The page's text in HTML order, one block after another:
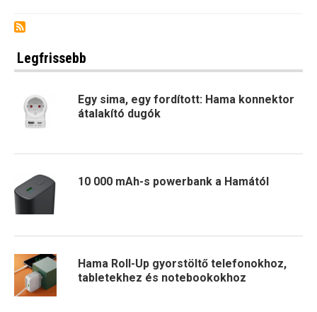
Legfrissebb
Egy sima, egy fordított: Hama konnektor
átalakító dugók
10 000 mAh-s powerbank a Hamától
Hama Roll-Up gyorstöltő telefonokhoz,
tabletekhez és notebookokhoz